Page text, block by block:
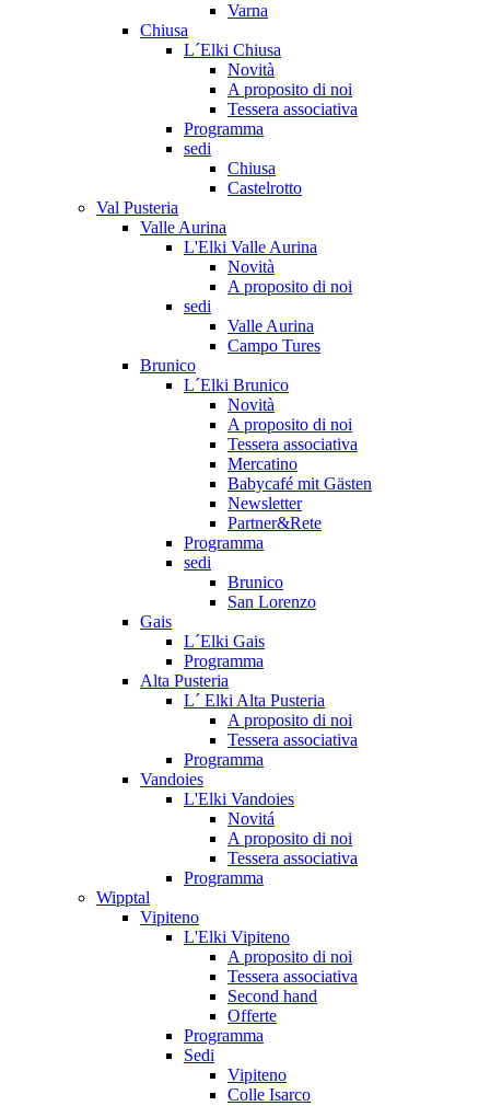
Varna
Chiusa
L´Elki Chiusa
Novità
A proposito di noi
Tessera associativa
Programma
sedi
Chiusa
Castelrotto
Val Pusteria
Valle Aurina
L'Elki Valle Aurina
Novità
A proposito di noi
sedi
Valle Aurina
Campo Tures
Brunico
L´Elki Brunico
Novità
A proposito di noi
Tessera associativa
Mercatino
Babycafé mit Gästen
Newsletter
Partner&Rete
Programma
sedi
Brunico
San Lorenzo
Gais
L´Elki Gais
Programma
Alta Pusteria
L´ Elki Alta Pusteria
A proposito di noi
Tessera associativa
Programma
Vandoies
L'Elki Vandoies
Novitá
A proposito di noi
Tessera associativa
Programma
Wipptal
Vipiteno
L'Elki Vipiteno
A proposito di noi
Tessera associativa
Second hand
Offerte
Programma
Sedi
Vipiteno
Colle Isarco